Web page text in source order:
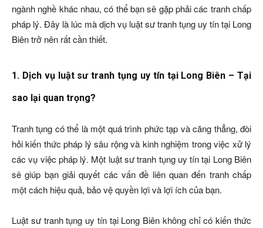
ngành nghề khác nhau, có thể bạn sẽ gặp phải các tranh chấp
pháp lý. Đây là lúc mà dịch vụ luật sư tranh tụng uy tín tại Long
Biên trở nên rất cần thiết.
1. Dịch vụ luật sư tranh tụng uy tín tại Long Biên – Tại
sao lại quan trọng?
Tranh tụng có thể là một quá trình phức tạp và căng thẳng, đòi
hỏi kiến thức pháp lý sâu rộng và kinh nghiệm trong việc xử lý
các vụ việc pháp lý. Một luật sư tranh tụng uy tín tại Long Biên
sẽ giúp bạn giải quyết các vấn đề liên quan đến tranh chấp
một cách hiệu quả, bảo vệ quyền lợi và lợi ích của bạn.
Luật sư tranh tụng uy tín tại Long Biên không chỉ có kiến thức